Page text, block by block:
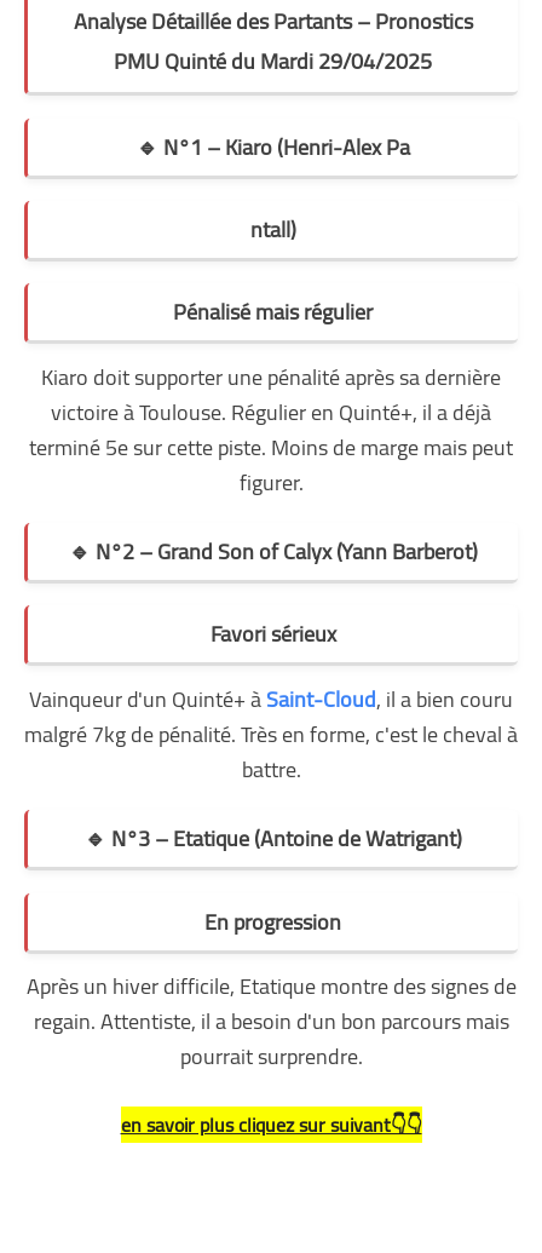
Analyse Détaillée des Partants – Pronostics
PMU Quinté du Mardi 29/04/2025
🔹 N°1 – Kiaro (Henri-Alex Pa
ntall)
Pénalisé mais régulier
Kiaro doit supporter une pénalité après sa dernière
victoire à Toulouse. Régulier en Quinté+, il a déjà
terminé 5e sur cette piste. Moins de marge mais peut
figurer.
🔹 N°2 – Grand Son of Calyx (Yann Barberot)
Favori sérieux
Vainqueur d'un Quinté+ àSaint-Cloud, il a bien couru
malgré 7kg de pénalité. Très en forme, c'est le cheval à
battre.
🔹 N°3 – Etatique (Antoine de Watrigant)
En progression
Après un hiver difficile, Etatique montre des signes de
regain. Attentiste, il a besoin d'un bon parcours mais
pourrait surprendre.
en savoir plus cliquez sur suivant👇👇